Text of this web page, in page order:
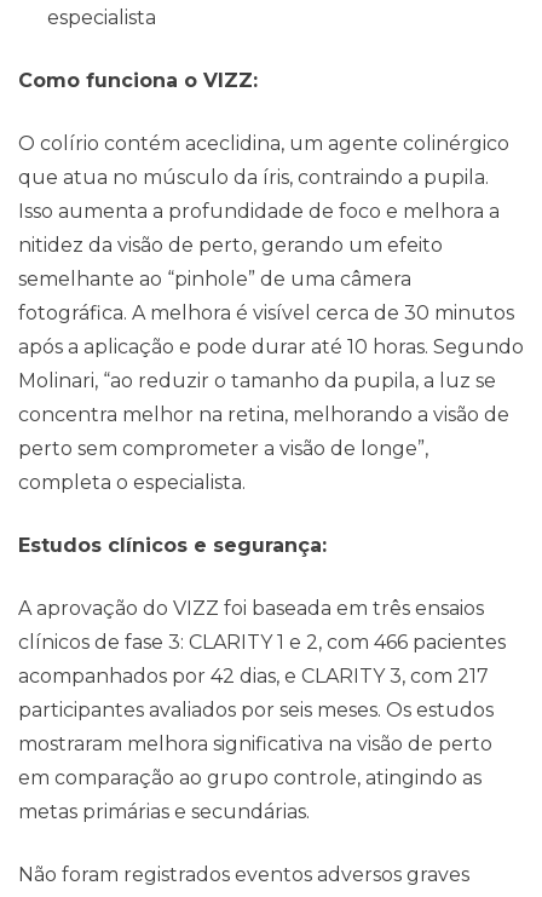
especialista
Como funciona o VIZZ:
O colírio contém aceclidina, um agente colinérgico
que atua no músculo da íris, contraindo a pupila.
Isso aumenta a profundidade de foco e melhora a
nitidez da visão de perto, gerando um efeito
semelhante ao “pinhole” de uma câmera
fotográfica. A melhora é visível cerca de 30 minutos
após a aplicação e pode durar até 10 horas. Segundo
Molinari, “ao reduzir o tamanho da pupila, a luz se
concentra melhor na retina, melhorando a visão de
perto sem comprometer a visão de longe”,
completa o especialista.
Estudos clínicos e segurança:
A aprovação do VIZZ foi baseada em três ensaios
clínicos de fase 3: CLARITY 1 e 2, com 466 pacientes
acompanhados por 42 dias, e CLARITY 3, com 217
participantes avaliados por seis meses. Os estudos
mostraram melhora significativa na visão de perto
em comparação ao grupo controle, atingindo as
metas primárias e secundárias.
Não foram registrados eventos adversos graves